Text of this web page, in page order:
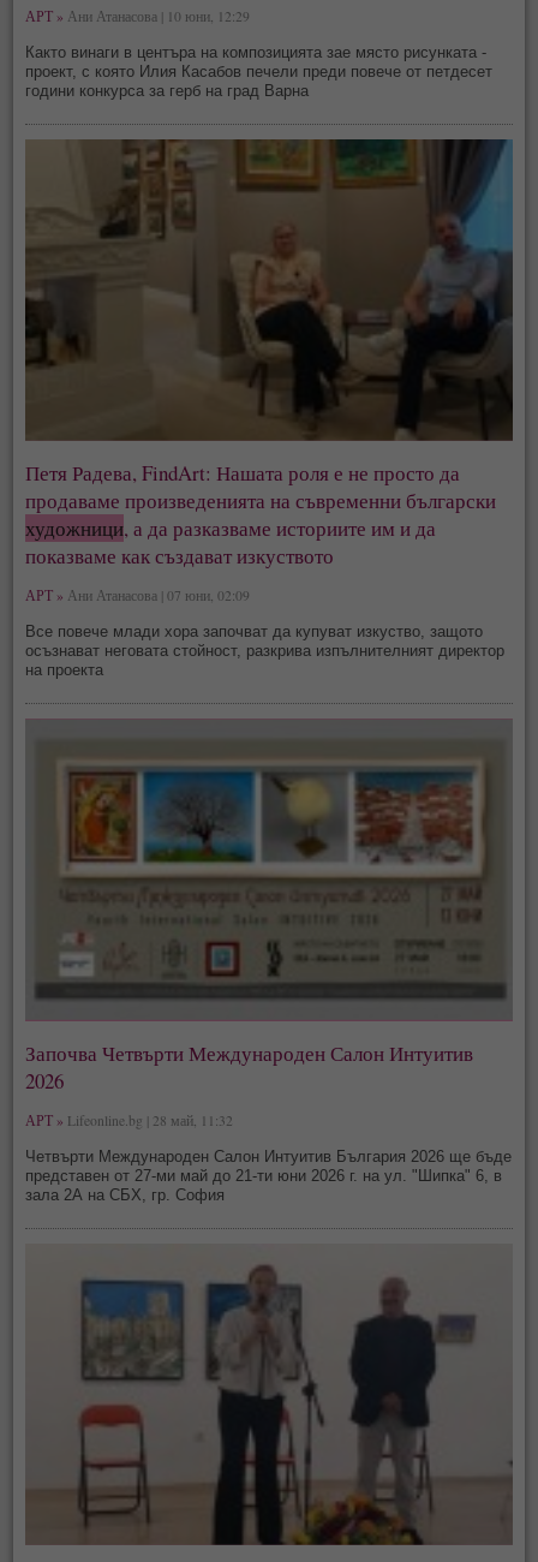
АРТ » Ани Атанасова | 10 юни, 12:29
Както винаги в центъра на композицията зае място рисунката -
проект, с която Илия Касабов печели преди повече от петдесет
години конкурса за герб на град Варна
Петя Радева, FindArt: Нашата роля е не просто да
продаваме произведенията на съвременни български
художници, а да разказваме историите им и да
показваме как създават изкуството
АРТ » Ани Атанасова | 07 юни, 02:09
Все повече млади хора започват да купуват изкуство, защото
осъзнават неговата стойност, разкрива изпълнителният директор
на проекта
Започва Четвърти Международен Салон Интуитив
2026
АРТ » Lifeonline.bg | 28 май, 11:32
Четвърти Международен Салон Интуитив България 2026 ще бъде
представен от 27-ми май до 21-ти юни 2026 г. на ул. "Шипка" 6, в
зала 2А на СБХ, гр. София